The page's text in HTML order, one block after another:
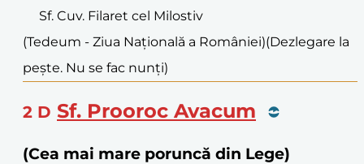
Sf. Cuv. Filaret cel Milostiv
(Tedeum - Ziua Națională a României)(Dezlegare la
pește. Nu se fac nunți)
2 D Sf. Prooroc Avacum
(Cea mai mare poruncă din Lege)